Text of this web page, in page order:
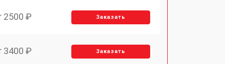
2500 ₽ Заказать
3400 ₽ Заказать